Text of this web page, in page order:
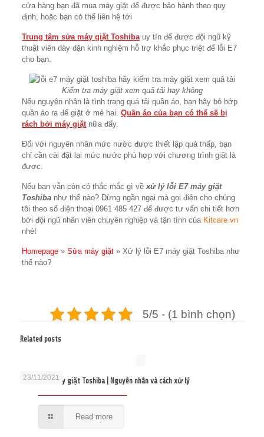
cửa hàng bạn đã mua máy giặt để được bảo hành theo quy
định, hoặc bạn có thể liên hệ tới
Trung tâm sửa máy giặt Toshibauy tín để được đội ngũ kỹ
thuật viên dày dặn kinh nghiệm hỗ trợ khắc phục triệt để lỗi E7
cho bạn.
Kiểm tra máy giặt xem quâ tải hay không
Nếu nguyên nhân là tình trạng quá tải quần áo, bạn hãy bỏ bớp
quần áo ra để giặt ở mẻ hai.Quần áo của bạn có thể sẽ bị
rách bởi máy giặtnữa đấy.
Đối với nguyên nhân mức nước được thiết lập quá thấp, bạn
chỉ cần cài đặt lại mức nước phù hợp với chương trình giặt là
được.
Nếu bạn vẫn còn có thắc mắc gì vềxử lý lỗi E7 máy giặt
Toshiba như thế nào? Đừng ngần ngại mà gọi điện cho chúng
tôi theo số điện thoại 0961 485 427 để được tư vấn chi tiết hơn
bởi đội ngũ nhân viên chuyên nghiệp và tận tình của Kitcare.vn
nhé!
Homepage »Sửa máy giặt »Xử lý lỗi E7 máy giặt Toshiba như
thế nào?
5/5 - (1 bình chọn)
Related posts
23/11/2021
Sửa lỗi E2 máy giặt Toshiba | Nguyên nhân và cách xử lý
Read more